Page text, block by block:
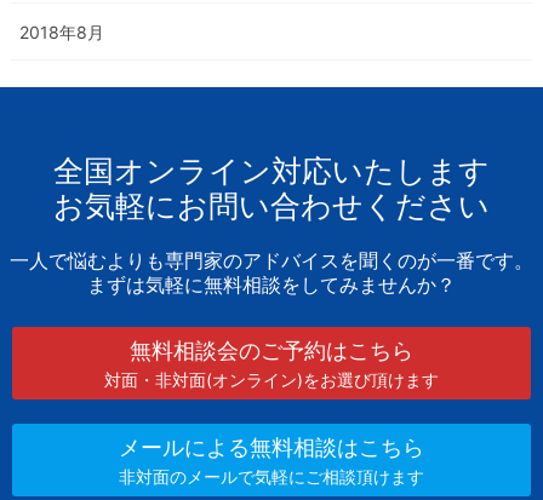
2018年8月
全国オンライン対応いたします
お気軽にお問い合わせください
一人で悩むよりも専門家のアドバイスを聞くのが一番です。
まずは気軽に無料相談をしてみませんか？
無料相談会のご予約はこちら
対面・非対面(オンライン)をお選び頂けます
メールによる無料相談はこちら
非対面のメールで気軽にご相談頂けます